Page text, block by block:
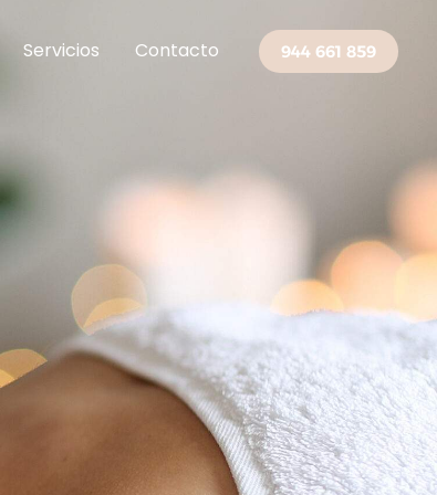
Servicios Contacto 944 661 859